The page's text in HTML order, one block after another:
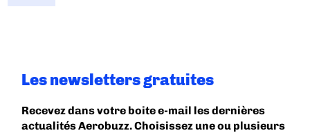
Les newsletters gratuites
Recevez dans votre boite e-mail les dernières
actualités Aerobuzz. Choisissez une ou plusieurs